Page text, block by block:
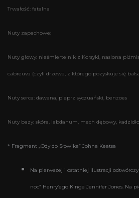
Trwałość: fatalna
Nuty zapachowe:
Nuty głowy: nieśmiertelnik z Korsyki, nasiona
cabreuva (czyli drzewa, z którego pozyskuje się
Nuty serca: dawana, pieprz syczuański, benzoes
Nuty bazy: skóra, labdanum, mech dębowy,
* Fragment „Ody do Słowika” Johna Keatsa
Na pierwszej i ostatniej ilustracji
noc” Henry’ego Kinga Jennifer Jones. Na